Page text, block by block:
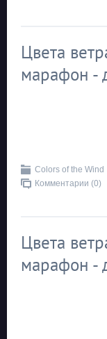
Цвета
марафон -
Colors of the Wind
Комментарии (0)
Цвета
марафон -